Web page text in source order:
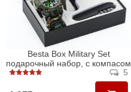
Besta Box Military Set
подарочный набор, с компасом
5